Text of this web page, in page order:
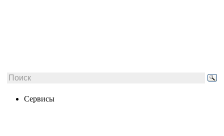
Сервисы